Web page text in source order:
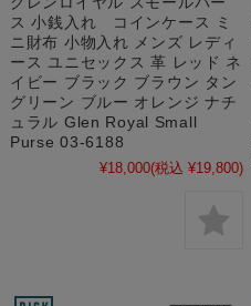
ス 小銭入れ コインケース ミ
ニ財布 小物入れ メンズ レディ
ース ユニセックス 革 レッド ネ
イビー ブラック ブラウン タン
グリーン ブルー オレンジ ナチ
ュラル Glen Royal Small
Purse 03-6188
¥18,000(税込 ¥19,800)